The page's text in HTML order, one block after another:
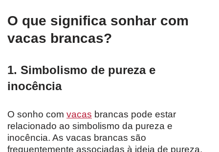
O que significa sonhar com
vacas brancas?
1. Simbolismo de pureza e
inocência
O sonho com vacas brancas pode estar
relacionado ao simbolismo da pureza e
inocência. As vacas brancas são
frequentemente associadas à ideia de pureza,